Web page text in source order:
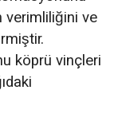
verimliliğini ve
köprü vinçleri